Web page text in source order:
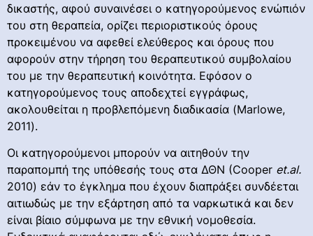
δικαστής, αφού συναινέσει ο κατηγορούμενος ενώπιόν
του στη θεραπεία, ορίζει περιοριστικούς όρους
προκειμένου να αφεθεί ελεύθερος και όρους που
αφορούν στην τήρηση του θεραπευτικού συμβολαίου
του με την θεραπευτική κοινότητα. Εφόσον ο
κατηγορούμενος τους αποδεχτεί εγγράφως,
ακολουθείται η προβλεπόμενη διαδικασία (Marlowe,
2011).
Oι κατηγορούμενοι μπορούν να αιτηθούν την
παραπομπή της υπόθεσής τους στα ΔΘΝ (Cooper et.al.
2010) εάν το έγκλημα που έχουν διαπράξει συνδέεται
αιτιωδώς με την εξάρτηση από τα ναρκωτικά και δεν
είναι βίαιο σύμφωνα με την εθνική νομοθεσία.